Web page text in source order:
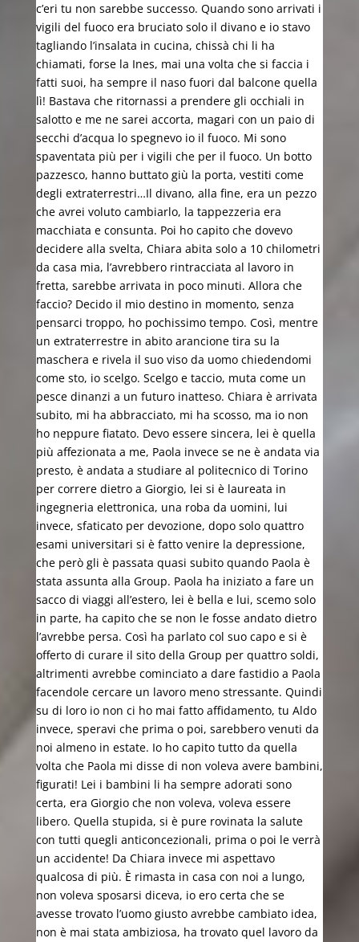
c’eri tu non sarebbe successo. Quando sono arrivati i
vigili del fuoco era bruciato solo il divano e io stavo
tagliando l’insalata in cucina, chissà chi li ha
chiamati, forse la Ines, mai una volta che si faccia i
fatti suoi, ha sempre il naso fuori dal balcone quella
lì! Bastava che ritornassi a prendere gli occhiali in
salotto e me ne sarei accorta, magari con un paio di
secchi d’acqua lo spegnevo io il fuoco. Mi sono
spaventata più per i vigili che per il fuoco. Un botto
pazzesco, hanno buttato giù la porta, vestiti come
degli extraterrestri…Il divano, alla fine, era un pezzo
che avrei voluto cambiarlo, la tappezzeria era
macchiata e consunta. Poi ho capito che dovevo
decidere alla svelta, Chiara abita solo a 10 chilometri
da casa mia, l’avrebbero rintracciata al lavoro in
fretta, sarebbe arrivata in poco minuti. Allora che
faccio? Decido il mio destino in momento, senza
pensarci troppo, ho pochissimo tempo. Così, mentre
un extraterrestre in abito arancione tira su la
maschera e rivela il suo viso da uomo chiedendomi
come sto, io scelgo. Scelgo e taccio, muta come un
pesce dinanzi a un futuro inatteso. Chiara è arrivata
subito, mi ha abbracciato, mi ha scosso, ma io non
ho neppure fiatato. Devo essere sincera, lei è quella
più affezionata a me, Paola invece se ne è andata via
presto, è andata a studiare al politecnico di Torino
per correre dietro a Giorgio, lei si è laureata in
ingegneria elettronica, una roba da uomini, lui
invece, sfaticato per devozione, dopo solo quattro
esami universitari si è fatto venire la depressione,
che però gli è passata quasi subito quando Paola è
stata assunta alla Group. Paola ha iniziato a fare un
sacco di viaggi all’estero, lei è bella e lui, scemo solo
in parte, ha capito che se non le fosse andato dietro
l’avrebbe persa. Così ha parlato col suo capo e si è
offerto di curare il sito della Group per quattro soldi,
altrimenti avrebbe cominciato a dare fastidio a Paola
facendole cercare un lavoro meno stressante. Quindi
su di loro io non ci ho mai fatto affidamento, tu Aldo
invece, speravi che prima o poi, sarebbero venuti da
noi almeno in estate. Io ho capito tutto da quella
volta che Paola mi disse di non voleva avere bambini,
figurati! Lei i bambini li ha sempre adorati sono
certa, era Giorgio che non voleva, voleva essere
libero. Quella stupida, si è pure rovinata la salute
con tutti quegli anticoncezionali, prima o poi le verrà
un accidente! Da Chiara invece mi aspettavo
qualcosa di più. È rimasta in casa con noi a lungo,
non voleva sposarsi diceva, io ero certa che se
avesse trovato l’uomo giusto avrebbe cambiato idea,
non è mai stata ambiziosa, ha trovato quel lavoro da